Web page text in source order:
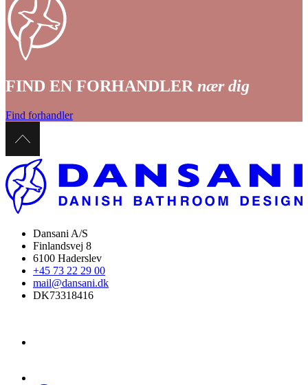
FIND EN FORHANDLER nær dig
Find forhandler
Dansani A/S
Finlandsvej 8
6100 Haderslev
+45 73 22 29 00
mail@dansani.dk
DK73318416